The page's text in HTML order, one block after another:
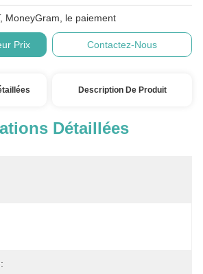
MoneyGram, le paiement
Prix Contactez-Nous
Description De Produit
Détaillées